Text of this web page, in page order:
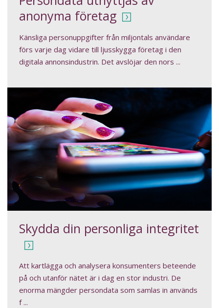
anonyma företag
Känsliga personuppgifter från miljontals användare
förs varje dag vidare till ljusskygga företag i den
digitala annonsindustrin. Det avslöjar den nors ...
Skydda din personliga integritet
Att kartlägga och analysera konsumenters beteende
på och utanför nätet är i dag en stor industri. De
enorma mängder persondata som samlas in används
f ...